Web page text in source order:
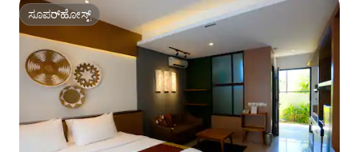
ಸೂಪರ್‌ಹೋಸ್ಟ್
ಸೂಪರ್‌ಹೋಸ್ಟ್